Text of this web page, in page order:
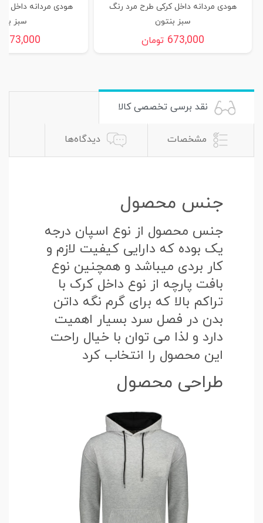
هودی مردانه داخل کرکی طرح مرد رنگ
سبز بنتون
673,000 تومان
هودی مردانه داخل
سبز
673,000
نقد برسی تخصصی کالا
مشخصات دیدگاه‌ها
جنس محصول
جنس محصول از نوع اسپان درجه
یک بوده که دارایی کیفیت لازم و
کار بردی میباشد و همچنین نوع
بافت پارچه از نوع داخل کرک با
تراکم بالا که برای گرم نگه داتن
بدن در فصل سرد بسیار اهمیت
دارد و لذا می توان با خیال راحت
این محصول را انتخاب کرد
طراحی محصول